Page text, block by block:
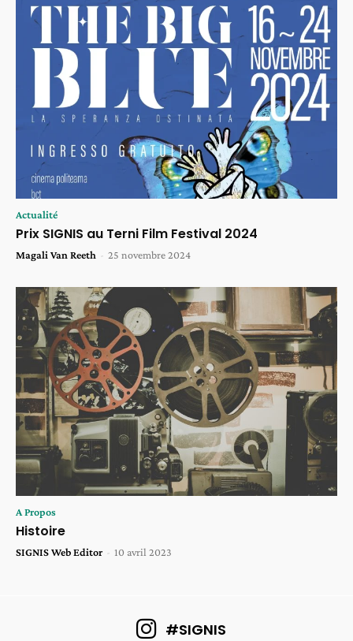
Actualité
Prix SIGNIS au Terni Film Festival 2024
Magali Van Reeth - 25 novembre 2024
A Propos
Histoire
SIGNIS Web Editor - 10 avril 2023
#SIGNIS